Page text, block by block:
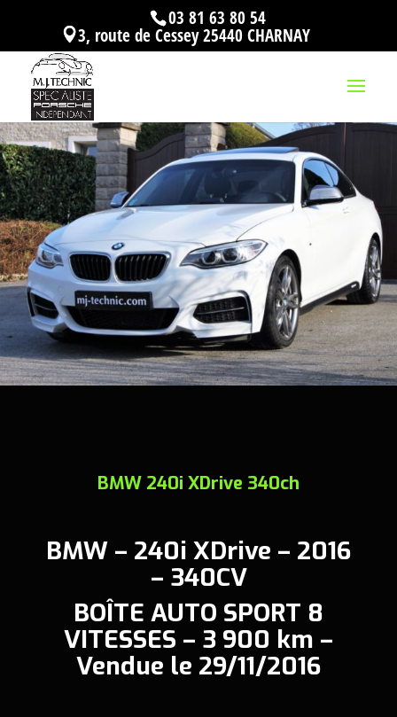
03 81 63 80 54
3, route de Cessey 25440 CHARNAY
BMW 240i XDrive 340ch
BMW – 240i XDrive – 2016
– 340CV
BOÎTE AUTO SPORT 8
VITESSES – 3 900 km –
Vendue le 29/11/2016